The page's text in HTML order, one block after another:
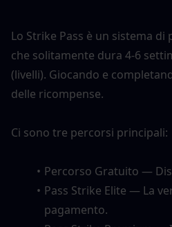
Lo Strike Pass è un sistema
che solitamente dura 4-6
(livelli). Giocando e
delle ricompense.
Ci sono tre percorsi principali:
Percorso Gratuito —
Pass Strike Elite — La
pagamento.